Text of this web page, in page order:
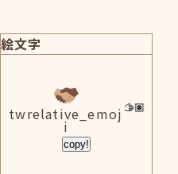
絵文字
twrelative_emoj
i
copy!